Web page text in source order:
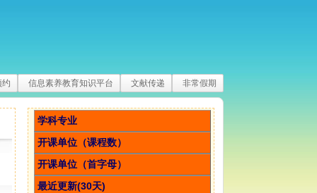
约 信息素养教育知识平台 文献传递 非常假期
学科专业
开课单位（课程数）
开课单位（首字母）
最近更新(30天)